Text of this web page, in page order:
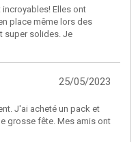
Elles ont
place même lors des
super solides. Je
25/05/2023
J'ai acheté un pack et
grosse fête. Mes amis ont